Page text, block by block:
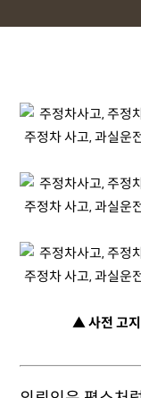
▲ 사전 고